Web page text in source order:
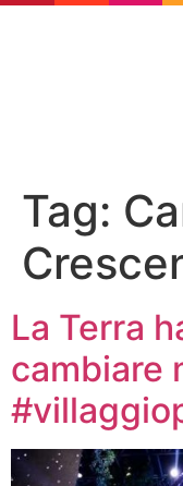
Tag:
La Terra
cambiare